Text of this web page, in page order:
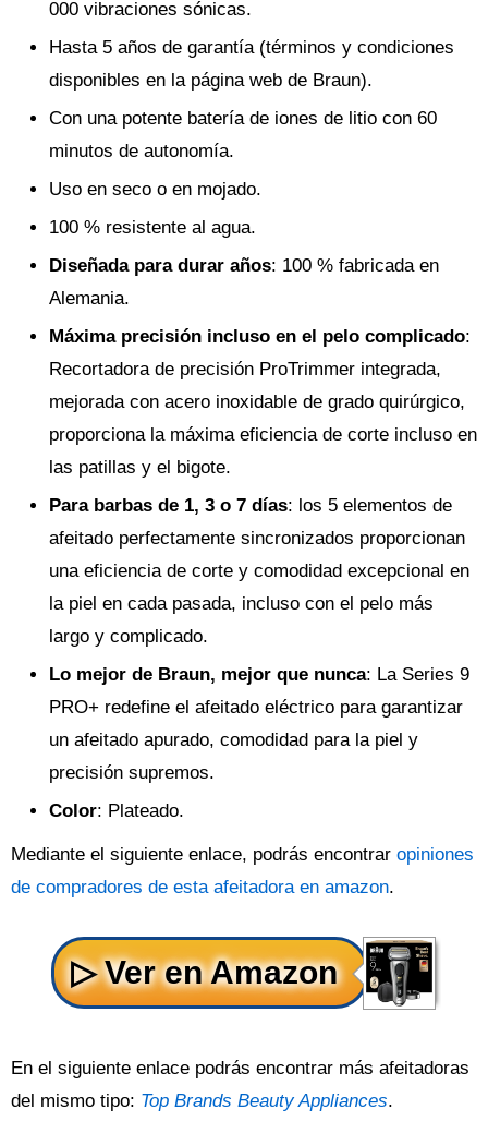
000 vibraciones sónicas.
Hasta 5 años de garantía (términos y condiciones
disponibles en la página web de Braun).
Con una potente batería de iones de litio con 60
minutos de autonomía.
Uso en seco o en mojado.
100 % resistente al agua.
Diseñada para durar años: 100 % fabricada en
Alemania.
Máxima precisión incluso en el pelo complicado:
Recortadora de precisión ProTrimmer integrada,
mejorada con acero inoxidable de grado quirúrgico,
proporciona la máxima eficiencia de corte incluso en
las patillas y el bigote.
Para barbas de 1, 3 o 7 días: los 5 elementos de
afeitado perfectamente sincronizados proporcionan
una eficiencia de corte y comodidad excepcional en
la piel en cada pasada, incluso con el pelo más
largo y complicado.
Lo mejor de Braun, mejor que nunca: La Series 9
PRO+ redefine el afeitado eléctrico para garantizar
un afeitado apurado, comodidad para la piel y
precisión supremos.
Color: Plateado.
Mediante el siguiente enlace, podrás encontrar opiniones
de compradores de esta afeitadora en amazon.
En el siguiente enlace podrás encontrar más afeitadoras
del mismo tipo: Top Brands Beauty Appliances.